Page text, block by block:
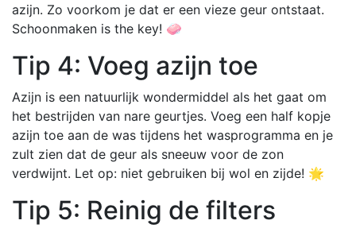
azijn. Zo voorkom je dat er een vieze geur ontstaat.
Schoonmaken is the key! 🧼
Tip 4: Voeg azijn toe
Azijn is een natuurlijk wondermiddel als het gaat om
het bestrijden van nare geurtjes. Voeg een half kopje
azijn toe aan de was tijdens het wasprogramma en je
zult zien dat de geur als sneeuw voor de zon
verdwijnt. Let op: niet gebruiken bij wol en zijde! 🌟
Tip 5: Reinig de filters